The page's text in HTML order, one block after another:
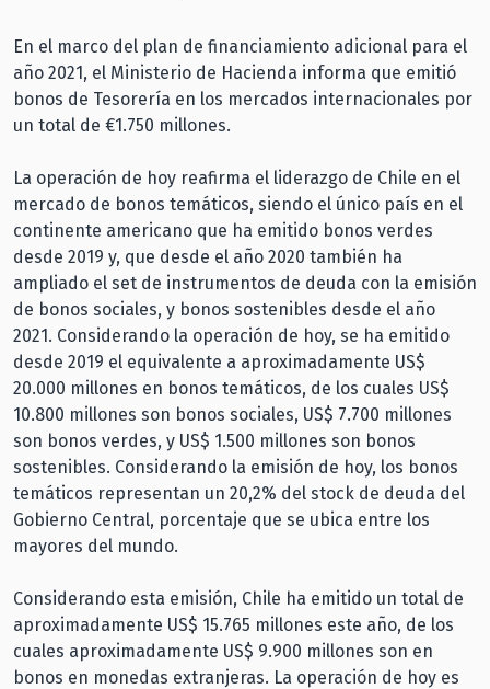
En el marco del plan de financiamiento adicional para el
año 2021, el Ministerio de Hacienda informa que emitió
bonos de Tesorería en los mercados internacionales por
un total de €1.750 millones.
La operación de hoy reafirma el liderazgo de Chile en el
mercado de bonos temáticos, siendo el único país en el
continente americano que ha emitido bonos verdes
desde 2019 y, que desde el año 2020 también ha
ampliado el set de instrumentos de deuda con la emisión
de bonos sociales, y bonos sostenibles desde el año
2021. Considerando la operación de hoy, se ha emitido
desde 2019 el equivalente a aproximadamente US$
20.000 millones en bonos temáticos, de los cuales US$
10.800 millones son bonos sociales, US$ 7.700 millones
son bonos verdes, y US$ 1.500 millones son bonos
sostenibles. Considerando la emisión de hoy, los bonos
temáticos representan un 20,2% del stock de deuda del
Gobierno Central, porcentaje que se ubica entre los
mayores del mundo.
Considerando esta emisión, Chile ha emitido un total de
aproximadamente US$ 15.765 millones este año, de los
cuales aproximadamente US$ 9.900 millones son en
bonos en monedas extranjeras. La operación de hoy es